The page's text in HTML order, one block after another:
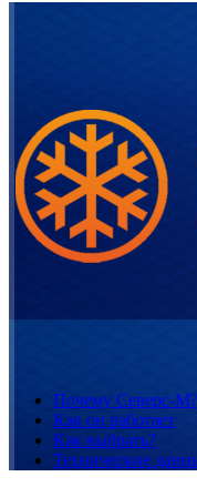
Почему Северс-М?
Как он работает
Как выбрать?
Технические